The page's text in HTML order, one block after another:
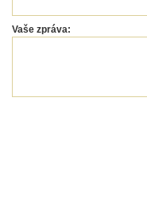
Vaše zpráva: